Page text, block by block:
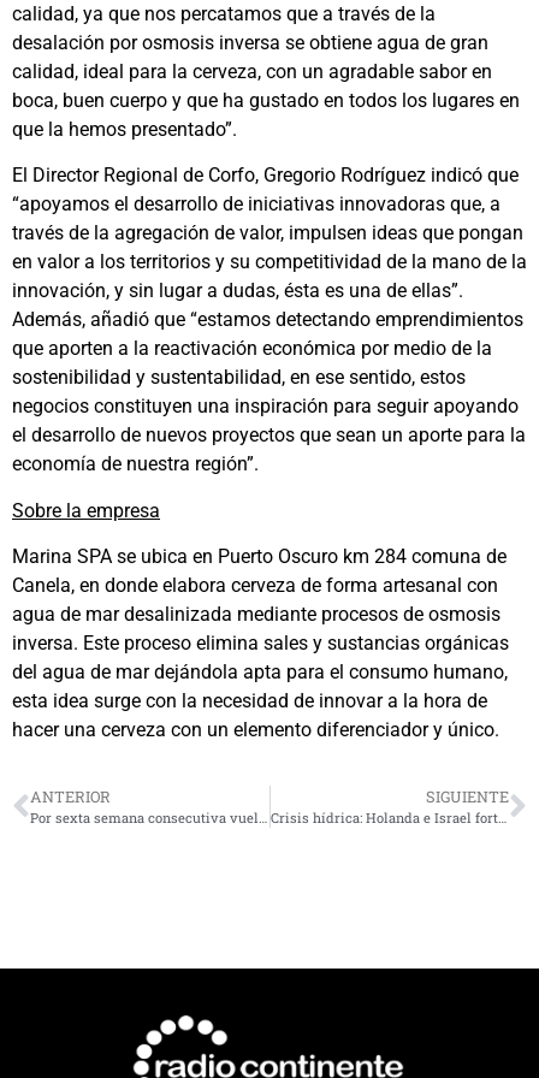
calidad, ya que nos percatamos que a través de la
desalación por osmosis inversa se obtiene agua de gran
calidad, ideal para la cerveza, con un agradable sabor en
boca, buen cuerpo y que ha gustado en todos los lugares en
que la hemos presentado”.
El Director Regional de Corfo, Gregorio Rodríguez indicó que
“apoyamos el desarrollo de iniciativas innovadoras que, a
través de la agregación de valor, impulsen ideas que pongan
en valor a los territorios y su competitividad de la mano de la
innovación, y sin lugar a dudas, ésta es una de ellas”.
Además, añadió que “estamos detectando emprendimientos
que aporten a la reactivación económica por medio de la
sostenibilidad y sustentabilidad, en ese sentido, estos
negocios constituyen una inspiración para seguir apoyando
el desarrollo de nuevos proyectos que sean un aporte para la
economía de nuestra región”.
Sobre la empresa
Marina SPA se ubica en Puerto Oscuro km 284 comuna de
Canela, en donde elabora cerveza de forma artesanal con
agua de mar desalinizada mediante procesos de osmosis
inversa. Este proceso elimina sales y sustancias orgánicas
del agua de mar dejándola apta para el consumo humano,
esta idea surge con la necesidad de innovar a la hora de
hacer una cerveza con un elemento diferenciador y único.
ANTERIOR
Por sexta semana consecutiva vuelven a subir los precios de los combustibles
SIGUIENTE
Crisis hídrica: Holanda e Israel fortalecen acercamiento y colaboración con la región